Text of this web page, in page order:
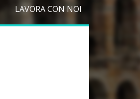
LAVORA CON NOI